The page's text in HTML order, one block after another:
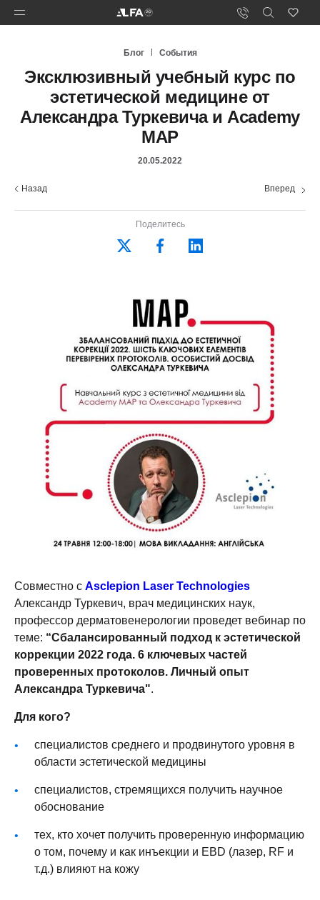
Блог События
Эксклюзивный учебный курс по
эстетической медицине от
Александра Туркевича и Academy
MAP
20.05.2022
Назад Вперед
Поделитесь
Совместно с Asclepion Laser Technologies
Александр Туркевич, врач медицинских наук,
профессор дерматовенерологии проведет вебинар по
теме: “Сбалансированный подход к эстетической
коррекции 2022 года. 6 ключевых частей
проверенных протоколов. Личный опыт
Александра Туркевича".
Для кого?
специалистов среднего и продвинутого уровня в
области эстетической медицины
специалистов, стремящихся получить научное
обоснование
тех, кто хочет получить проверенную информацию
о том, почему и как инъекции и EBD (лазер, RF и
т.д.) влияют на кожу